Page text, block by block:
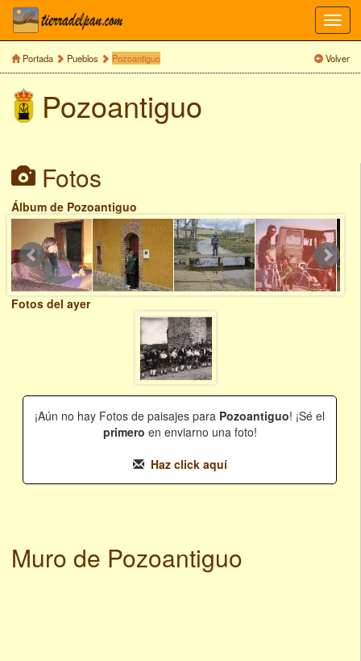
Portada Pueblos Pozoantiguo Volver
Pozoantiguo
Fotos
Álbum de Pozoantiguo
Fotos del ayer
¡Aún no hay Fotos de paisajes para Pozoantiguo! ¡Sé el
primero en enviarno una foto!
Haz click aquí
Muro de Pozoantiguo